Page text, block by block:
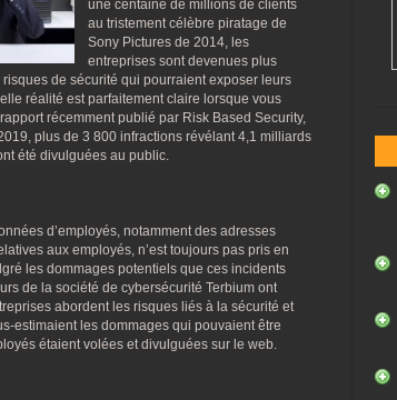
une centaine de millions de clients
au tristement célèbre piratage de
Sony Pictures de 2014, les
entreprises sont devenues plus
de sécurité qui pourraient exposer leurs
réalité est parfaitement claire lorsque vous
récemment publié par Risk Based Security,
plus de 3 800 infractions révélant 4,1 milliards
été divulguées au public.
d’employés, notamment des adresses
aux employés, n’est toujours pas pris en
les dommages potentiels que ces incidents
de la société de cybersécurité Terbium ont
abordent les risques liés à la sécurité et
estimaient les dommages qui pouvaient être
étaient volées et divulguées sur le web.